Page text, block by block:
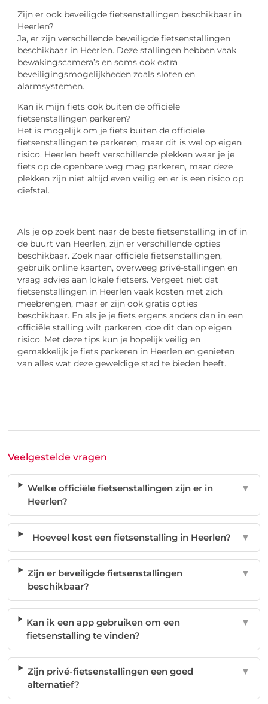
Zijn er ook beveiligde fietsenstallingen beschikbaar in
Heerlen?
Ja, er zijn verschillende beveiligde fietsenstallingen
beschikbaar in Heerlen. Deze stallingen hebben vaak
bewakingscamera’s en soms ook extra
beveiligingsmogelijkheden zoals sloten en
alarmsystemen.
Kan ik mijn fiets ook buiten de officiële
fietsenstallingen parkeren?
Het is mogelijk om je fiets buiten de officiële
fietsenstallingen te parkeren, maar dit is wel op eigen
risico. Heerlen heeft verschillende plekken waar je je
fiets op de openbare weg mag parkeren, maar deze
plekken zijn niet altijd even veilig en er is een risico op
diefstal.
Als je op zoek bent naar de beste fietsenstalling in of in
de buurt van Heerlen, zijn er verschillende opties
beschikbaar. Zoek naar officiële fietsenstallingen,
gebruik online kaarten, overweeg privé-stallingen en
vraag advies aan lokale fietsers. Vergeet niet dat
fietsenstallingen in Heerlen vaak kosten met zich
meebrengen, maar er zijn ook gratis opties
beschikbaar. En als je je fiets ergens anders dan in een
officiële stalling wilt parkeren, doe dit dan op eigen
risico. Met deze tips kun je hopelijk veilig en
gemakkelijk je fiets parkeren in Heerlen en genieten
van alles wat deze geweldige stad te bieden heeft.
Veelgestelde vragen
Welke officiële fietsenstallingen zijn er in
Heerlen?
▼
Hoeveel kost een fietsenstalling in Heerlen? ▼
Zijn er beveiligde fietsenstallingen
beschikbaar?
▼
Kan ik een app gebruiken om een
fietsenstalling te vinden?
▼
Zijn privé-fietsenstallingen een goed
alternatief?
▼